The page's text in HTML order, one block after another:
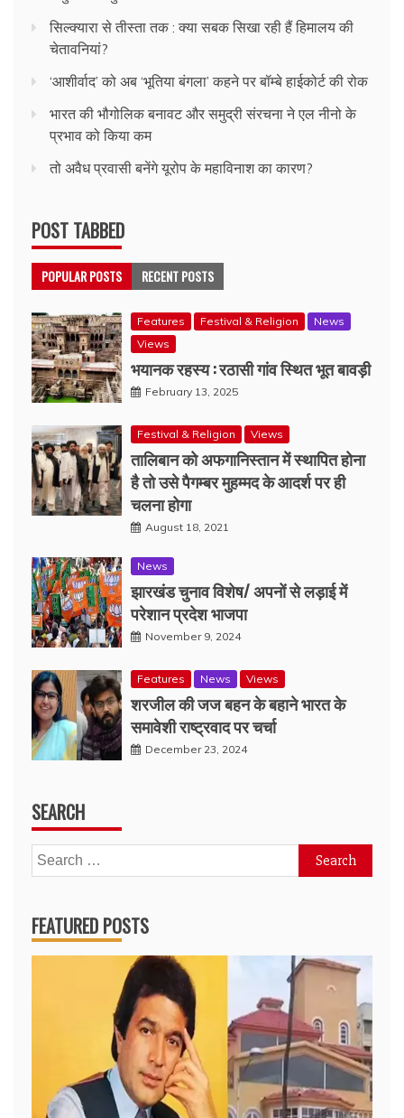
सिल्क्यारा से तीस्ता तक : क्या सबक सिखा रही हैं हिमालय की
चेतावनियां?
‘आशीर्वाद’ को अब ‘भूतिया बंगला’ कहने पर बॉम्बे हाईकोर्ट की रोक
भारत की भौगोलिक बनावट और समुद्री संरचना ने एल नीनो के
प्रभाव को किया कम
तो अवैध प्रवासी बनेंगे यूरोप के महाविनाश का कारण?
POST TABBED
POPULAR POSTS RECENT POSTS
Features Festival & Religion
News
Views
भयानक रहस्य : रठासी गांव स्थित भूत बावड़ी
February 13, 2025
Festival & Religion Views
तालिबान को अफगानिस्तान में स्थापित होना
है तो उसे पैगम्बर मुहम्मद के आदर्श पर ही
चलना होगा
August 18, 2021
News
झारखंड चुनाव विशेष/ अपनों से लड़ाई में
परेशान प्रदेश भाजपा
November 9, 2024
Features News Views
शरजील की जज बहन के बहाने भारत के
समावेशी राष्ट्रवाद पर चर्चा
December 23, 2024
SEARCH
Search
for:
FEATURED POSTS